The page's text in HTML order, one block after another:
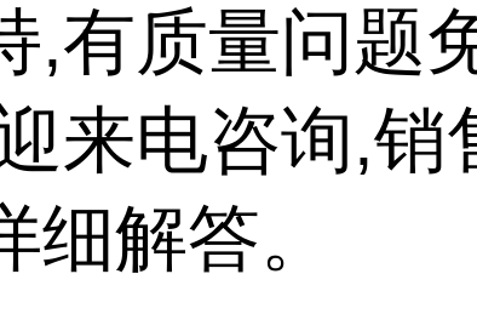
,有质量问题
来电咨询,销
细解答。